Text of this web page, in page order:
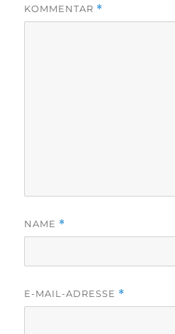
KOMMENTAR *
NAME *
E-MAIL-ADRESSE *